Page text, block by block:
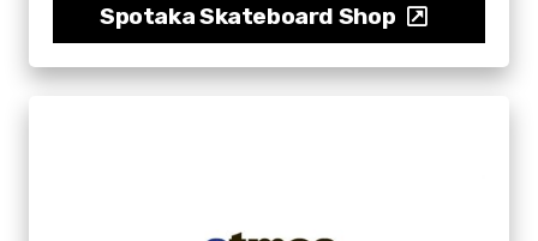
Spotaka Skateboard Shop